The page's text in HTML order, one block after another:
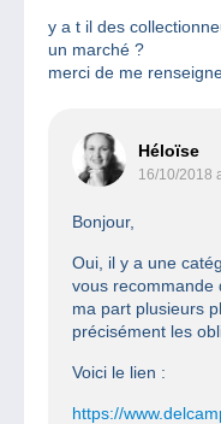
y a t il des
un marché ?
merci de me
Héloïse
16/10/2018
Bonjour,
Oui, il y a une
vous recommande
ma part plusieurs
précisément les
Voici le lien :
https://